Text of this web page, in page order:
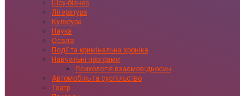
Шоу-бізнес
Література
Культура
Наука
Освіта
Події та кримінальна хроніка
Навчальні програми
Психологія взаємовідносин
Автомобіль та суспільство
Театр